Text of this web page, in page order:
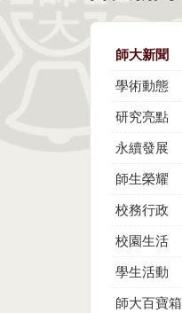
師大新聞
學術動態
研究亮點
永續發展
師生榮耀
校務行政
校園生活
學生活動
師大百寶箱